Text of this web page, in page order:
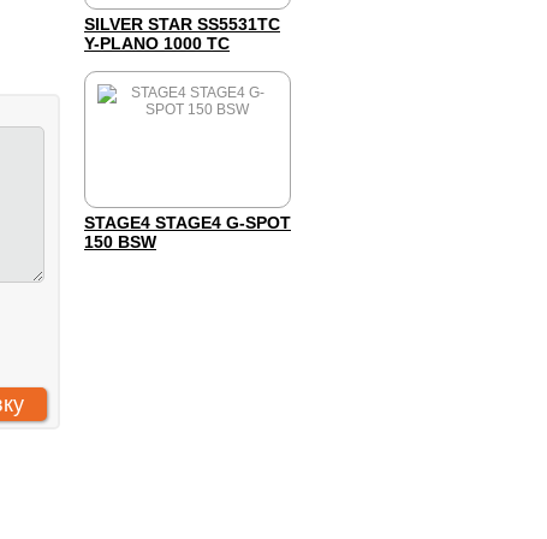
SILVER STAR SS5531TC
Y-PLANO 1000 TC
STAGE4 STAGE4 G-SPOT
150 BSW